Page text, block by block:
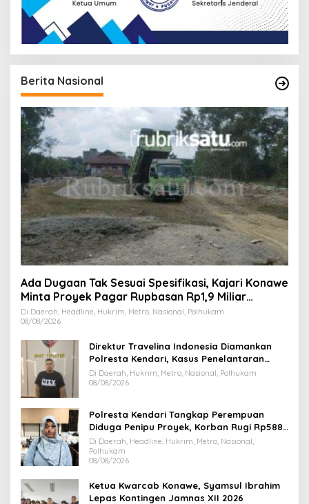
Berita Nasional
Ada Dugaan Tak Sesuai Spesifikasi, Kajari Konawe
Minta Proyek Pagar Rupbasan Rp1,9 Miliar
Dihentikan
Di Daerah, Headline, Hukrim, Metro, Nasional, Polhukam
08/08/2026
Direktur Travelina Indonesia Diamankan
Polresta Kendari, Kasus Penelantaran
Jemaah Umrah Masuk Babak Baru
Di Daerah, Hukrim, Metro, Nasional, Polhukam
08/08/2026
Polresta Kendari Tangkap Perempuan
Diduga Penipu Proyek, Korban Rugi Rp588,1
Juta
Di Daerah, Headline, Hukrim, Metro, Nasional,
Polhukam
08/08/2026
Ketua Kwarcab Konawe, Syamsul Ibrahim
Lepas Kontingen Jamnas XII 2026